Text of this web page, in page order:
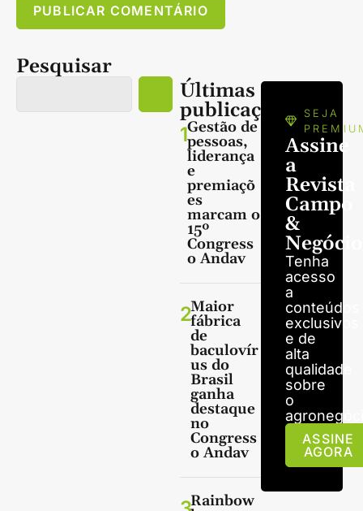
Pesquisar
Últimas
publicações
1Gestão de
pessoas,
liderança
e
premiaçõ
es
marcam o
15º
Congress
o Andav
2Maior
fábrica
de
baculovír
us do
Brasil
ganha
destaque
no
Congress
o Andav
Rainbow
SEJA
Assine
a
Revista
Campo
&
Tenha
acesso
a
conteúdos
exclusivos
e de
alta
qualidade
sobre
o
ASSINE
AGORA